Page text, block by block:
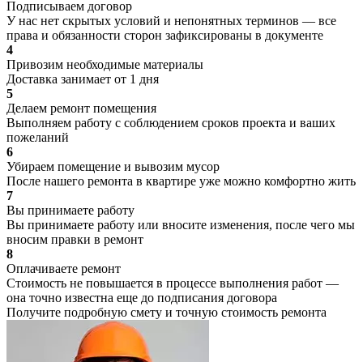
Подписываем договор
У нас нет скрытых условий и непонятных терминов — все
права и обязанности сторон зафиксированы в документе
4
Привозим необходимые материалы
Доставка занимает от 1 дня
5
Делаем ремонт помещения
Выполняем работу с соблюдением сроков проекта и ваших
пожеланий
6
Убираем помещение и вывозим мусор
После нашего ремонта в квартире уже можно комфортно жить
7
Вы принимаете работу
Вы принимаете работу или вносите изменения, после чего мы
вносим правки в ремонт
8
Оплачиваете ремонт
Стоимость не повышается в процессе выполнения работ —
она точно известна еще до подписания договора
Получите подробную смету и точную стоимость ремонта